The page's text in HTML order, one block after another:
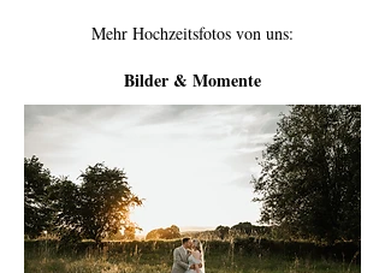
Mehr Hochzeitsfotos von uns:
Bilder & Momente